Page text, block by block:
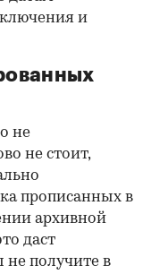
и
не
не стоит,
прописанных в
архивной
даст
не получите в